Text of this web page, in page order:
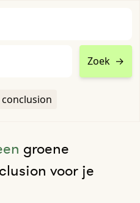
Zoek →
groene
voor je